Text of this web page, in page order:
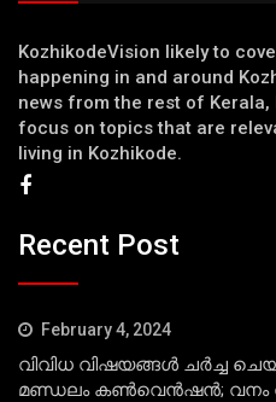
KozhikodeVision likely to
happening in and around
news from the rest of
focus on topics that are
living in Kozhikode.
Recent Post
February 4, 2024
വിവിധ വിഷയങ്ങള്‍ ചര്‍ച്ച
മണ്ഡലം കണ്‍വെന്‍ഷന്‍; വനം